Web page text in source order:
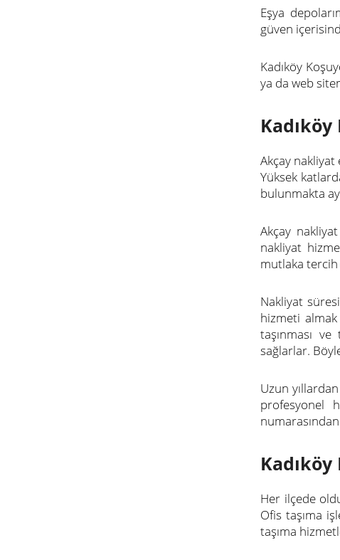
Eşya
güven
Kadıköy
ya da web
Akçay
Yüksek
bulunmakta
Akçay
nakliyat
mutlaka
Nakliyat
hizmeti almak
taşınması
sağlarlar.
Uzun
profesyonel
Her ilçede
Ofis taşıma
taşıma